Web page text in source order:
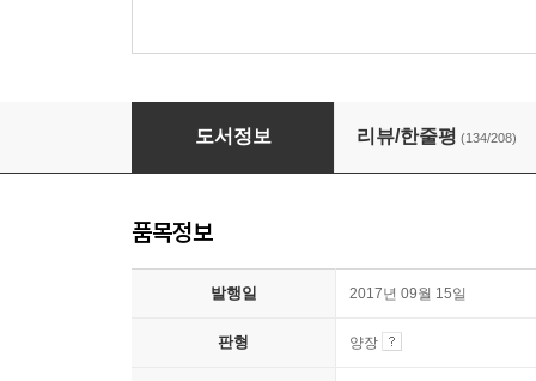
딸에 대하여
도서정보 리뷰/한줄평 (134/208)
품목정보
발행일 2017년 09월 15일
판형 양장